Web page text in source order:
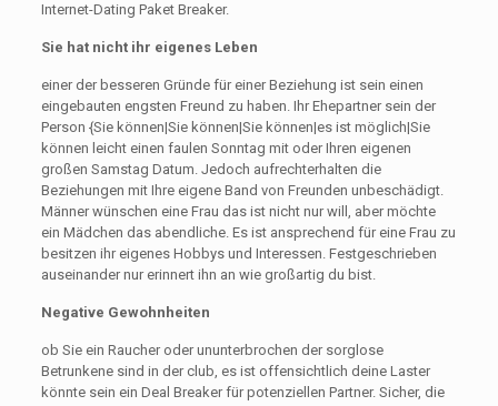
Internet-Dating Paket Breaker.
Sie hat nicht ihr eigenes Leben
einer der besseren Gründe für einer Beziehung ist sein einen
eingebauten engsten Freund zu haben. Ihr Ehepartner sein der
Person {Sie können|Sie können|Sie können|es ist möglich|Sie
können leicht einen faulen Sonntag mit oder Ihren eigenen
großen Samstag Datum. Jedoch aufrechterhalten die
Beziehungen mit Ihre eigene Band von Freunden unbeschädigt.
Männer wünschen eine Frau das ist nicht nur will, aber möchte
ein Mädchen das abendliche. Es ist ansprechend für eine Frau zu
besitzen ihr eigenes Hobbys und Interessen. Festgeschrieben
auseinander nur erinnert ihn an wie großartig du bist.
Negative Gewohnheiten
ob Sie ein Raucher oder ununterbrochen der sorglose
Betrunkene sind in der club, es ist offensichtlich deine Laster
könnte sein ein Deal Breaker für potenziellen Partner. Sicher, die